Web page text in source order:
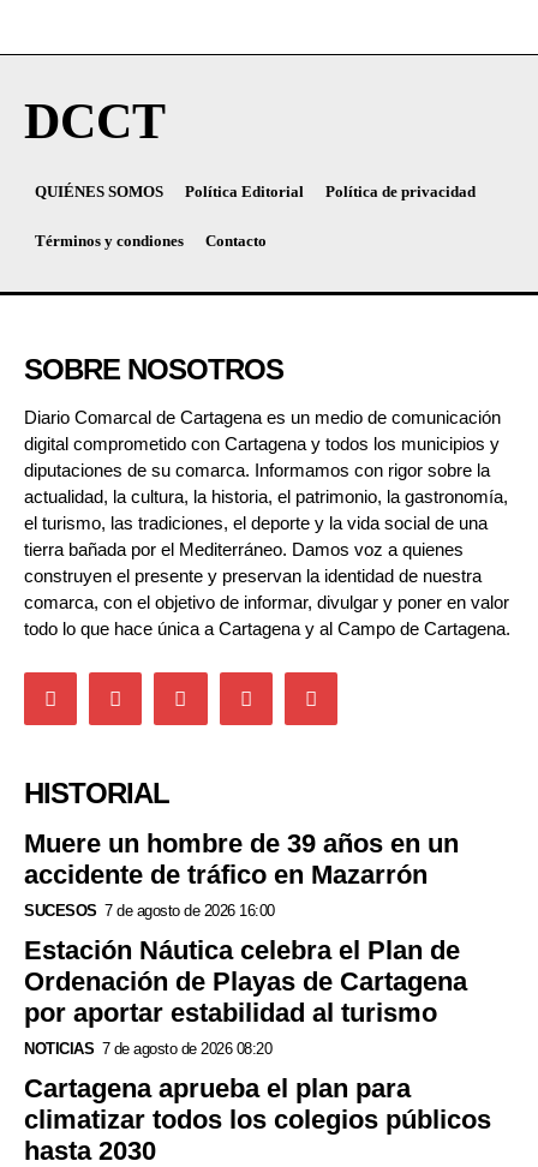
DCCT
QUIÉNES SOMOS Política Editorial Política de privacidad
Términos y condiones Contacto
SOBRE NOSOTROS
Diario Comarcal de Cartagena es un medio de comunicación
digital comprometido con Cartagena y todos los municipios y
diputaciones de su comarca. Informamos con rigor sobre la
actualidad, la cultura, la historia, el patrimonio, la gastronomía,
el turismo, las tradiciones, el deporte y la vida social de una
tierra bañada por el Mediterráneo. Damos voz a quienes
construyen el presente y preservan la identidad de nuestra
comarca, con el objetivo de informar, divulgar y poner en valor
todo lo que hace única a Cartagena y al Campo de Cartagena.
HISTORIAL
Muere un hombre de 39 años en un
accidente de tráfico en Mazarrón
SUCESOS 7 de agosto de 2026 16:00
Estación Náutica celebra el Plan de
Ordenación de Playas de Cartagena
por aportar estabilidad al turismo
NOTICIAS 7 de agosto de 2026 08:20
Cartagena aprueba el plan para
climatizar todos los colegios públicos
hasta 2030